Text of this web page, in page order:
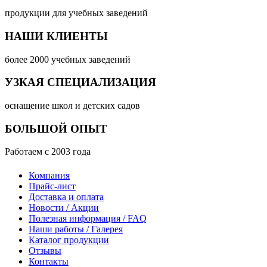
продукции для учебных заведений
НАШИ КЛИЕНТЫ
более 2000 учебных заведений
УЗКАЯ СПЕЦИАЛИЗАЦИЯ
оснащение школ и детских садов
БОЛЬШОЙ ОПЫТ
Работаем с 2003 года
Компания
Прайс-лист
Доставка и оплата
Новости / Акции
Полезная информация / FAQ
Наши работы / Галерея
Каталог продукции
Отзывы
Контакты